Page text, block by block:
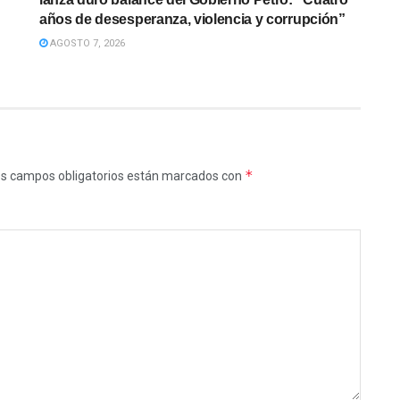
años de desesperanza, violencia y corrupción”
AGOSTO 7, 2026
campos obligatorios están marcados con *